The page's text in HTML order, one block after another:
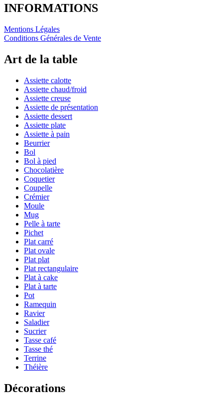
INFORMATIONS
Mentions Légales
Conditions Générales de Vente
Art de la table
Assiette calotte
Assiette chaud/froid
Assiette creuse
Assiette de présentation
Assiette dessert
Assiette plate
Assiette à pain
Beurrier
Bol
Bol à pied
Chocolatière
Coquetier
Coupelle
Crémier
Moule
Mug
Pelle à tarte
Pichet
Plat carré
Plat ovale
Plat plat
Plat rectangulaire
Plat à cake
Plat à tarte
Pot
Ramequin
Ravier
Saladier
Sucrier
Tasse café
Tasse thé
Terrine
Théière
Décorations